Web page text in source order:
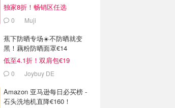
独家8折！畅销区任选
0 Muji
蕉下防晒专场☀️不防晒就变
黑！藕粉防晒面罩€14
低至4.1折！双肩包€19
0 Joybuy DE
Amazon 亚马逊每日必买榜 -
石头洗地机直降€160！